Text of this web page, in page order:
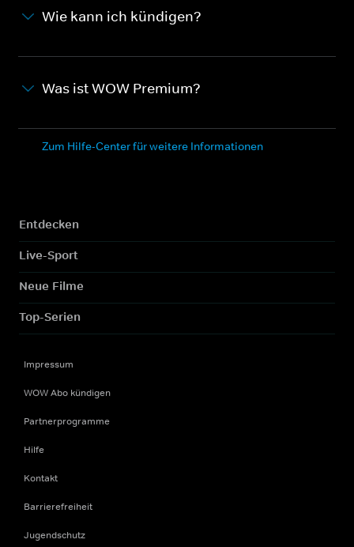
Wie kann ich kündigen?
Was ist WOW Premium?
Zum Hilfe-Center für weitere Informationen
Entdecken
Live-Sport
Neue Filme
Top-Serien
Impressum
WOW Abo kündigen
Partnerprogramme
Hilfe
Kontakt
Barrierefreiheit
Jugendschutz